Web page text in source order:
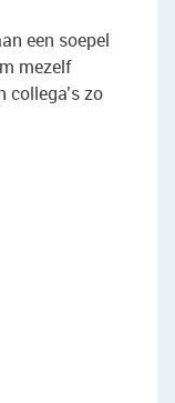
een soepel
mezelf
collega’s zo